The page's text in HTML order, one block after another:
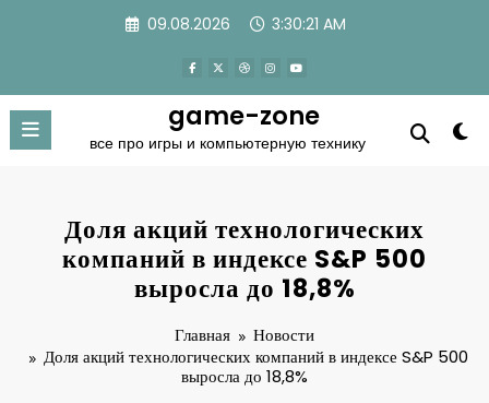
09.08.2026 3:30:22 AM
game-zone
все про игры и компьютерную технику
Доля акций технологических
компаний в индексе S&P 500
выросла до 18,8%
Главная
Новости
Доля акций технологических компаний в индексе S&P 500
выросла до 18,8%